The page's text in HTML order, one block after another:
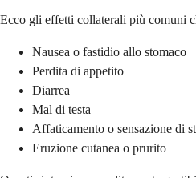
Ecco gli effetti collaterali più comuni
Nausea o fastidio allo stomaco
Perdita di appetito
Diarrea
Mal di testa
Affaticamento o sensazione di
Eruzione cutanea o prurito